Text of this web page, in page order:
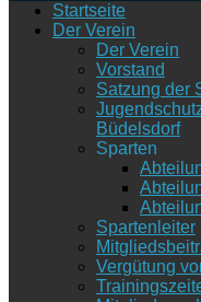
Startseite
Der Verein
Der Verein
Vorstand
Satzung der
Büdelsdorf
Sparten
Spartenleiter
Vergütung